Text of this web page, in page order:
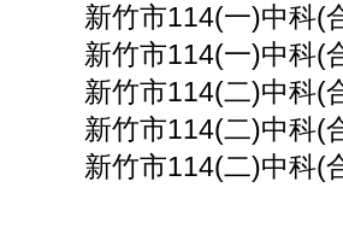
新竹市114(一)中科(
新竹市114(一)中科(
新竹市114(二)中科(
新竹市114(二)中科(
新竹市114(二)中科(